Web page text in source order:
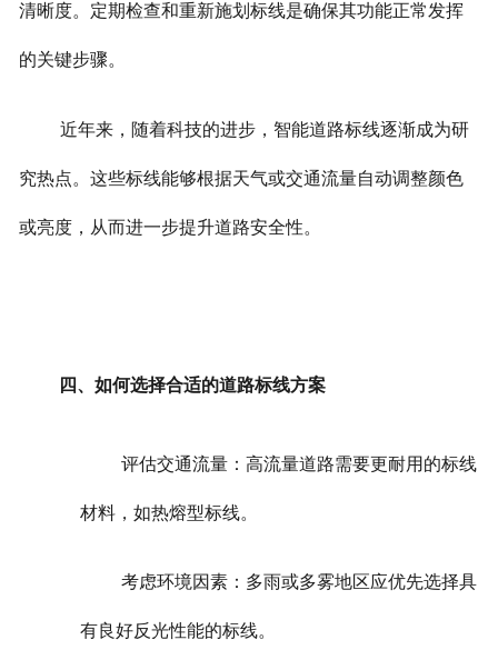
清晰度。定期检查和重新施划标线是确保其功能正常发挥
的关键步骤。
近年来，随着科技的进步，智能道路标线逐渐成为研
究热点。这些标线能够根据天气或交通流量自动调整颜色
或亮度，从而进一步提升道路安全性。
四、如何选择合适的道路标线方案
评估交通流量：高流量道路需要更耐用的标线
材料，如热熔型标线。
考虑环境因素：多雨或多雾地区应优先选择具
有良好反光性能的标线。